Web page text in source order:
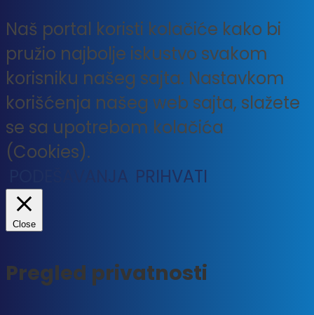
Naš portal koristi kolačiće kako bi
pružio najbolje iskustvo svakom
korisniku našeg sajta. Nastavkom
korišćenja našeg web sajta, slažete
se sa upotrebom kolačića
(Cookies).
PODEŠAVANJA PRIHVATI
Close
Pregled privatnosti